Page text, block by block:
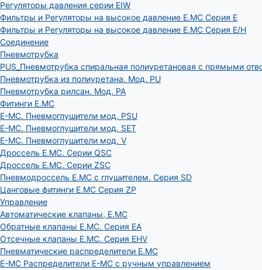
Регуляторы давления серии EIW
Фильтры и Регуляторы на высокое давление E.MC Серия E
Фильтры и Регуляторы на высокое давление E.MC Серия E/H
Соединение
Пневмотрубка
PUS_Пневмотрубка спиральная полиуретановая с прямыми
Пневмотрубка из полиуретана. Мод. РU
Пневмотрубка рилсан. Мод. PA
Фитинги E.MC
E-MC. Пневмоглушители мод. PSU
E-MC. Пневмоглушители мод. SET
E-MC. Пневмоглушители мод. V
Дроссель E.MC. Серии QSC
Дроссель E.MC. Серии ZSC
Пневмодроссель E.MC с глушителем. Серия SD
Цанговые фитинги E.MC Серия ZP
Управление
Автоматические клапаны, Е.МС
Обратные клапаны E.MC. Серия EA
Отсечные клапаны E.MC. Серия EHV
Пневматические распределители E.MC
E-MC Распределители E-MC с ручным управлением